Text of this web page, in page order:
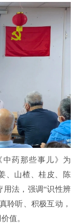
药那些事儿》为
、山楂、桂皮、陈
用法，强调“识性辨
聆听、积极互动，
值。